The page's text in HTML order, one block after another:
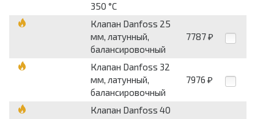
350 °С
Клапан Danfoss 25
мм, латунный,
балансировочный
7787 ₽
Клапан Danfoss 32
мм, латунный,
балансировочный
7976 ₽
Клапан Danfoss 40